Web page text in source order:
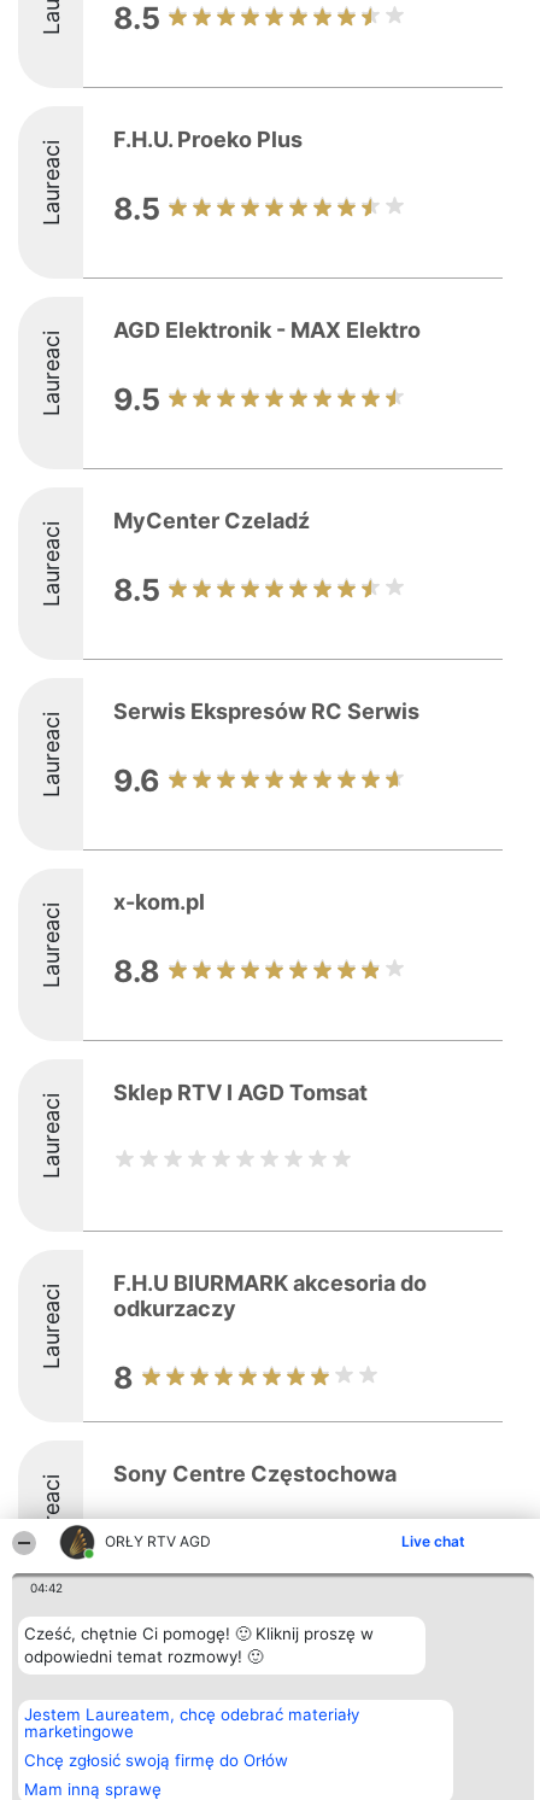
ORŁY RTV AGD Live chat
04:42
Cześć, chętnie Ci pomogę! 🙂 Kliknij proszę w
odpowiedni temat rozmowy! 🙂
Jestem Laureatem, chcę odebrać materiały
marketingowe
Chcę zgłosić swoją firmę do Orłów
Mam inną sprawę
8.5
Laureaci F.H.U. Proeko Plus
8.5
Laureaci AGD Elektronik - MAX Elektro
9.5
Laureaci MyCenter Czeladź
8.5
Laureaci Serwis Ekspresów RC Serwis
9.6
Laureaci x-kom.pl
8.8
Laureaci Sklep RTV I AGD Tomsat
Laureaci
F.H.U BIURMARK akcesoria do
odkurzaczy
8
Laureaci Sony Centre Częstochowa
9
Organizator plebiscytu
Bright Side Solutions sp. z o.
ul. Ruska 22
Wrocław 50-079
KRS 0000749100 | Regon
381313360 | NIP 8943132676
+48 508 492 400
Plebiscyt
Laureaci
wszystkich
Zasady
Regulamin
Kontakt